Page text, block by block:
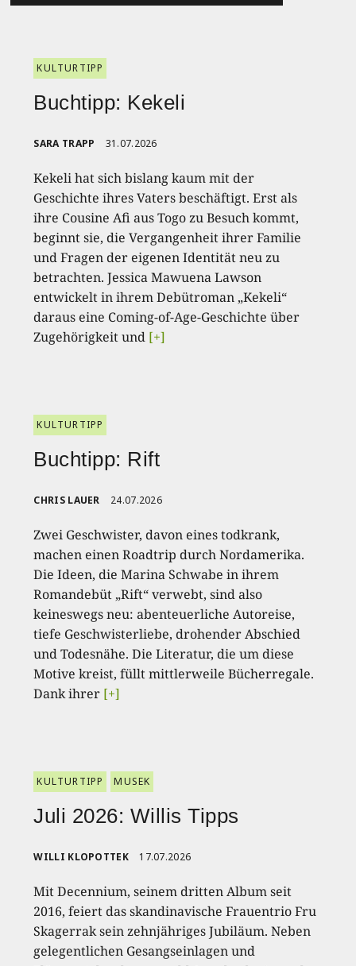
KULTURTIPP
Buchtipp: Kekeli
SARA TRAPP 31.07.2026
Kekeli hat sich bislang kaum mit der
Geschichte ihres Vaters beschäftigt. Erst als
ihre Cousine Afi aus Togo zu Besuch kommt,
beginnt sie, die Vergangenheit ihrer Familie
und Fragen der eigenen Identität neu zu
betrachten. Jessica Mawuena Lawson
entwickelt in ihrem Debütroman „Kekeli“
daraus eine Coming-of-Age-Geschichte über
Zugehörigkeit und [+]
KULTURTIPP
Buchtipp: Rift
CHRIS LAUER 24.07.2026
Zwei Geschwister, davon eines todkrank,
machen einen Roadtrip durch Nordamerika.
Die Ideen, die Marina Schwabe in ihrem
Romandebüt „Rift“ verwebt, sind also
keineswegs neu: abenteuerliche Autoreise,
tiefe Geschwisterliebe, drohender Abschied
und Todesnähe. Die Literatur, die um diese
Motive kreist, füllt mittlerweile Bücherregale.
Dank ihrer [+]
KULTURTIPP MUSEK
Juli 2026: Willis Tipps
WILLI KLOPOTTEK 17.07.2026
Mit Decennium, seinem dritten Album seit
2016, feiert das skandinavische Frauentrio Fru
Skagerrak sein zehnjähriges Jubiläum. Neben
gelegentlichen Gesangseinlagen und